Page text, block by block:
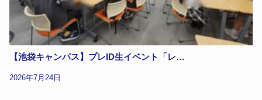
【池袋キャンパス】プレID生イベント「レ…
2026年7月24日